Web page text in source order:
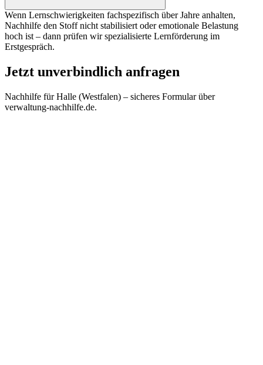
Wenn Lernschwierigkeiten fachspezifisch über Jahre anhalten,
Nachhilfe den Stoff nicht stabilisiert oder emotionale Belastung
hoch ist – dann prüfen wir spezialisierte Lernförderung im
Erstgespräch.
Jetzt unverbindlich anfragen
Nachhilfe fürHalle (Westfalen) – sicheres Formular über
verwaltung-nachhilfe.de.